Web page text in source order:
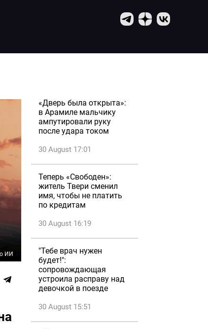
ИИ
«Дверь была открыта»:
в Арамиле мальчику
ампутировали руку
после удара током
30 August 17:01
Теперь «Свободен»:
житель Твери сменил
имя, чтобы не платить
по кредитам
30 August 16:19
"Тебе врач нужен
будет!":
сопровождающая
устроила расправу над
девочкой в поезде
30 August 15:51